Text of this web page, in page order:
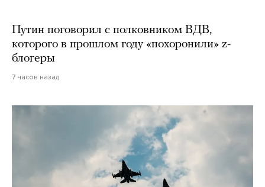
Путин поговорил с полковником ВДВ,
которого в прошлом году «похоронили» z-
блогеры
7 часов назад